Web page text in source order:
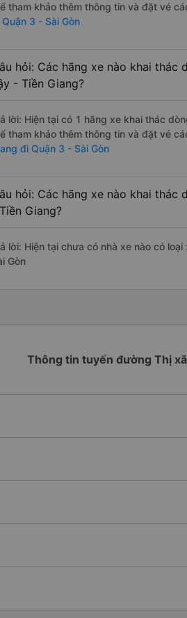
tham khảo thêm thông tin và đặt vé
3 - Sài Gòn
hỏi: Các hãng xe nào khai thác
- Tiền Giang?
lời: Hiện tại có 1 hãng xe khai thác
tham khảo thêm thông tin và đặt vé
đi Quận 3 - Sài Gòn
hỏi: Các hãng xe nào khai thác
Giang?
lời: Hiện tại chưa có nhà xe nào có
Gòn
Thông tin tuyến đường Thị